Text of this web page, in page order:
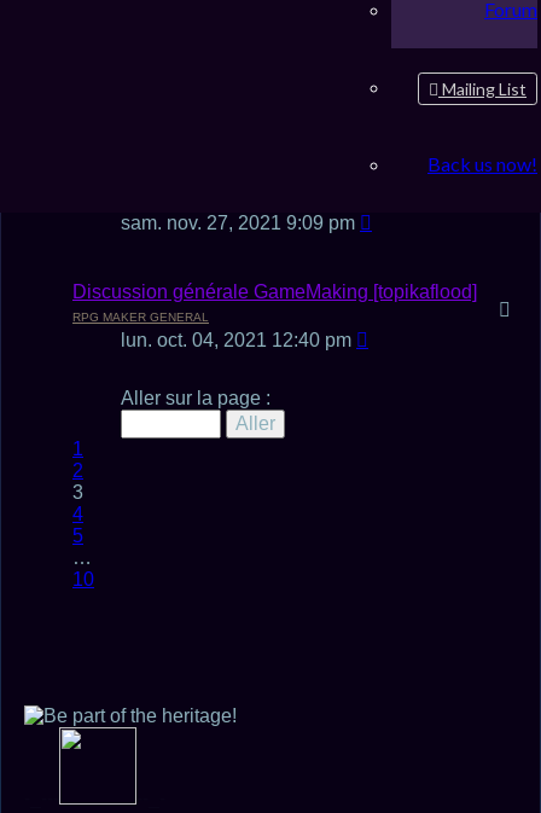
Forum
Mailing List
Back us now!
sam. nov. 27, 2021 9:09 pm
Discussion générale GameMaking [topikaflood]
RPG MAKER GENERAL
lun. oct. 04, 2021 12:40 pm
sur
10
Aller sur la page :
Précédent
1
2
3
4
5
…
10